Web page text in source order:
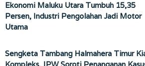
Ekonomi Maluku Utara Tumbuh 15,35
Persen, Industri Pengolahan Jadi Motor
Utama
Sengketa Tambang Halmahera Timur